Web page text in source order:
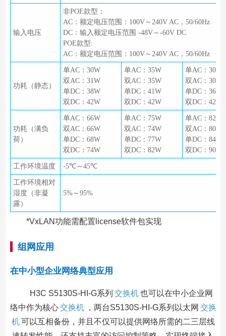
输入电压
非POE款型：
AC：额定电压范围：100V～240V AC，50/60Hz
DC：输入额定电压范围 -48V～-60V DC
POE款型:
AC：额定电压范围：100V～240V AC，50/60Hz
功耗（静态）
单AC：30W
双AC：31W
单DC：38W
双DC：42W
单AC：35W
双AC：35W
单DC：41W
双DC：42W
单AC：30W
双AC：30W
单DC：36W
双DC：42W
功耗（满负
荷）
单AC：66W
双AC：66W
单DC：68W
双DC：74W
单AC：75W
双AC：74W
单DC：77W
双DC：82W
单AC：82W
双AC：80W
单DC：84W
双DC：90W
工作环境温度 -5℃～45℃
工作环境相对
湿度（非凝
露）
5%～95%
*VxLAN功能需配置license软件包实现
组网应用
在中小型企业网络典型应用
H3C S5130S-HI-G系列 交换机也可以在中小企业网
络中作为核心交换机 ，两台S5130S-HI-G系列以太网 交换
机可以互相备份，并且不仅可以提供网络所需的二三层线